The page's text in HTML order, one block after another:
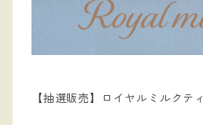
【抽選販売】ロイヤルミルクティ